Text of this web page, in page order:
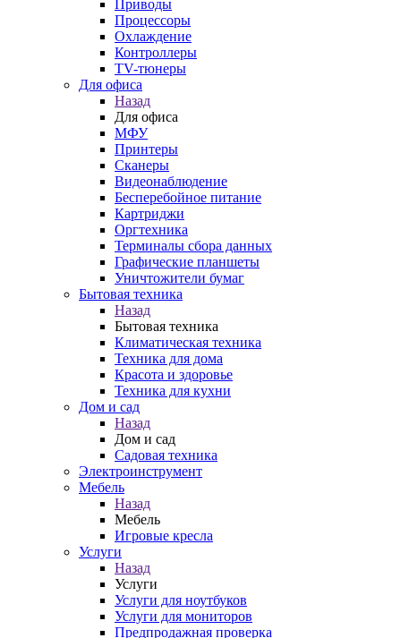
Приводы
Процессоры
Охлаждение
Контроллеры
TV-тюнеры
Для офиса
Назад
Для офиса
МФУ
Принтеры
Сканеры
Видеонаблюдение
Бесперебойное питание
Картриджи
Оргтехника
Терминалы сбора данных
Графические планшеты
Уничтожители бумаг
Бытовая техника
Назад
Бытовая техника
Климатическая техника
Техника для дома
Красота и здоровье
Техника для кухни
Дом и сад
Назад
Дом и сад
Садовая техника
Электроинструмент
Мебель
Назад
Мебель
Игровые кресла
Услуги
Назад
Услуги
Услуги для ноутбуков
Услуги для мониторов
Предпродажная проверка